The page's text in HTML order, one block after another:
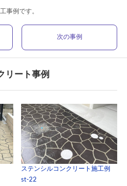
事例です。
次の事例
リート事例
ステンシルコンクリート施工例
st-22